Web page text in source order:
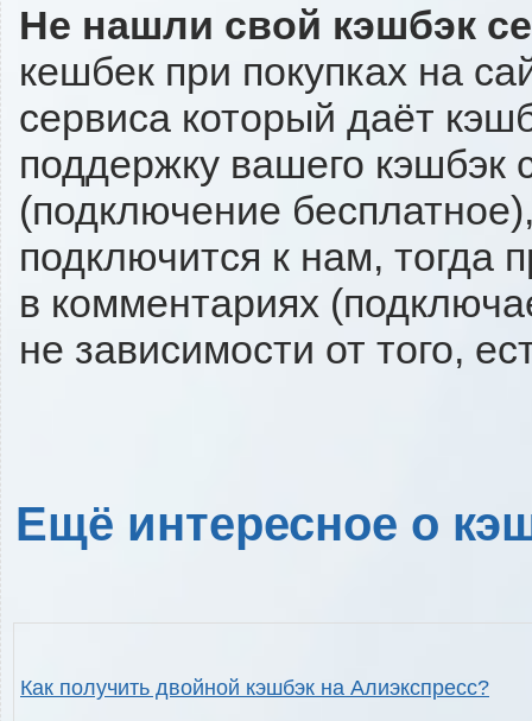
Не нашли свой кэшбэк
кешбек при покупках на
сервиса который даёт
поддержку вашего кэшбэк
(подключение
подключится к нам, тогда
в комментариях
не зависимости от того,
Ещё интересное о
Как получить двойной кэшбэк на Алиэкспресс?